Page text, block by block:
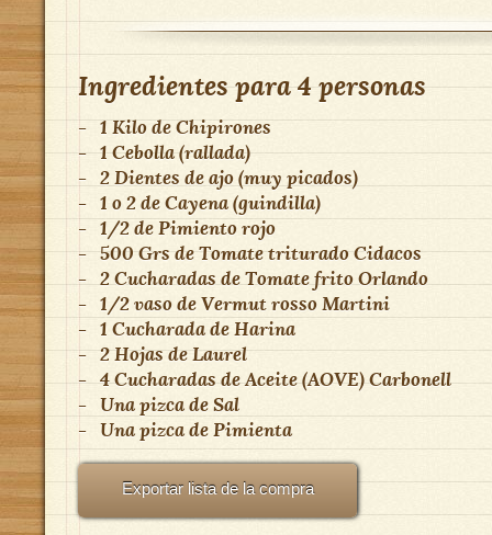
Ingredientes para4 personas
- 1 KilodeChipirones
- 1 Cebolla (rallada)
- 2Dientes de ajo (muy picados)
- 1 o 2deCayena (guindilla)
- 1/2dePimiento rojo
- 500 Grs deTomate trituradoCidacos
- 2 Cucharadas deTomate fritoOrlando
- 1/2 vasodeVermut rossoMartini
- 1 CucharadadeHarina
- 2 HojasdeLaurel
- 4 Cucharadas deAceite (AOVE)Carbonell
- Una pizcadeSal
- Una pizcadePimienta
Exportar lista de la compra